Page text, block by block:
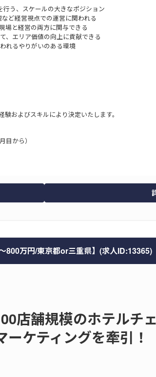
行う、スケールの大きなポジション
ど経営視点での運営に関われる
場と経営の両方に関与できる
、エリア価値の向上に貢献できる
れるやりがいのある環境
およびスキルにより決定いたします。
目から）
800万円/東京都or三重県】(求人ID:13365)
店舗規模のホテルチ
ーケティングを牽引！